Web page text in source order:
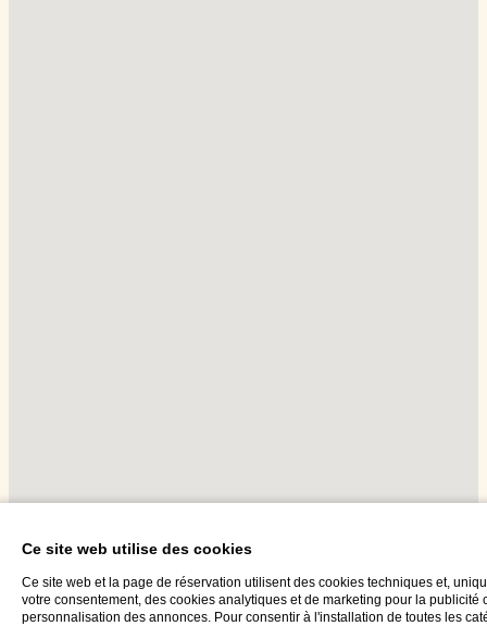
Ce site web utilise des cookies
Ce site web et la page de réservation utilisent des cookies techniques et,
votre consentement, des cookies analytiques et de marketing pour la publicité
personnalisation des annonces. Pour consentir à l'installation de toutes les